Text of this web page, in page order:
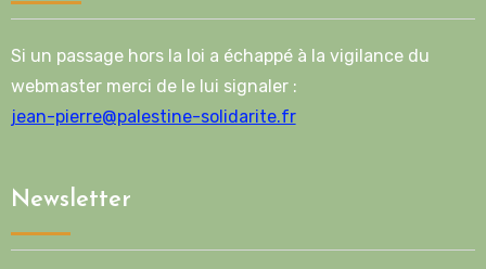
Si un passage hors la loi a échappé à la vigilance du
webmaster merci de le lui signaler :
jean-pierre@palestine-solidarite.fr
Newsletter